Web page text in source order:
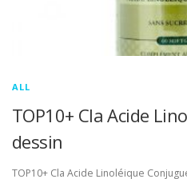
ALL
TOP10+ Cla Acide
dessin
TOP10+ Cla Acide Linoléique